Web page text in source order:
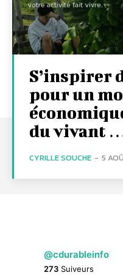
S’inspirer
pour un
du vivant
CYRILLE SOUCHE - 5
@cdurableinfo
273 Suiveurs